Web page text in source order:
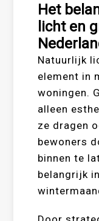
Het
licht en
Natuurlijk
element in
woningen.
alleen
ze dragen
bewoners
binnen te
belangrijk